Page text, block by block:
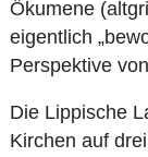
Ökumene
eigentlich
Perspektive
Die Lippische
Kirchen auf